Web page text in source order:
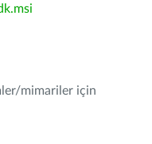
mimariler için